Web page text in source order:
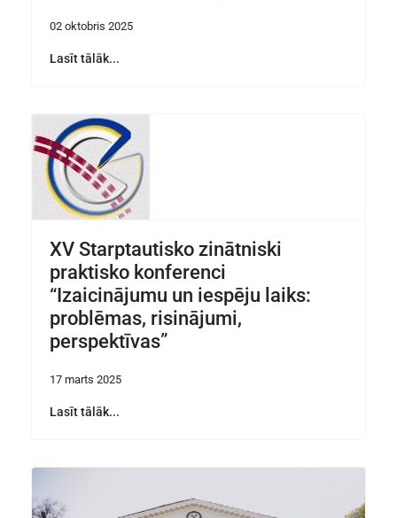
02 oktobris 2025
Lasīt tālāk...
XV Starptautisko zinātniski
praktisko konferenci
“Izaicinājumu un iespēju laiks:
problēmas, risinājumi,
perspektīvas”
17 marts 2025
Lasīt tālāk...